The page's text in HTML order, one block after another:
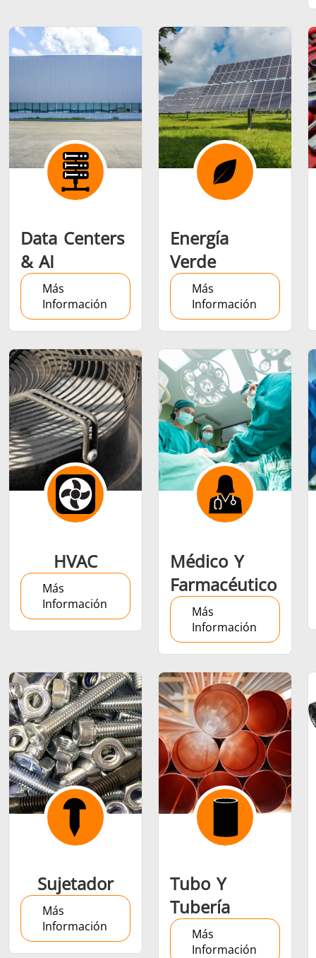
Serie SH
Cabezales de
calentamiento
Aeroespacial Automotriz
Cable
Energía verde
Herramientas
metálicas
HVAC
Semiconductor Sujetador Tubo y
Data Centers
& AI
Más
Información
Energía
Verde
Más
Información
HVAC
Más
Información
Médico Y
Farmacéutico
Más
Información
Sujetador
Más
Información
Tubo Y
Tubería
Más
Información